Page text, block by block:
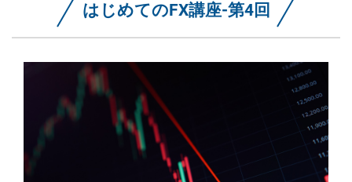
はじめてのFX講座-第4回